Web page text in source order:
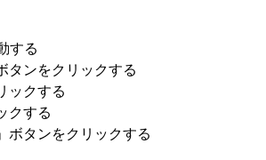
する
タンをクリックする
ックする
クする
ボタンをクリックする